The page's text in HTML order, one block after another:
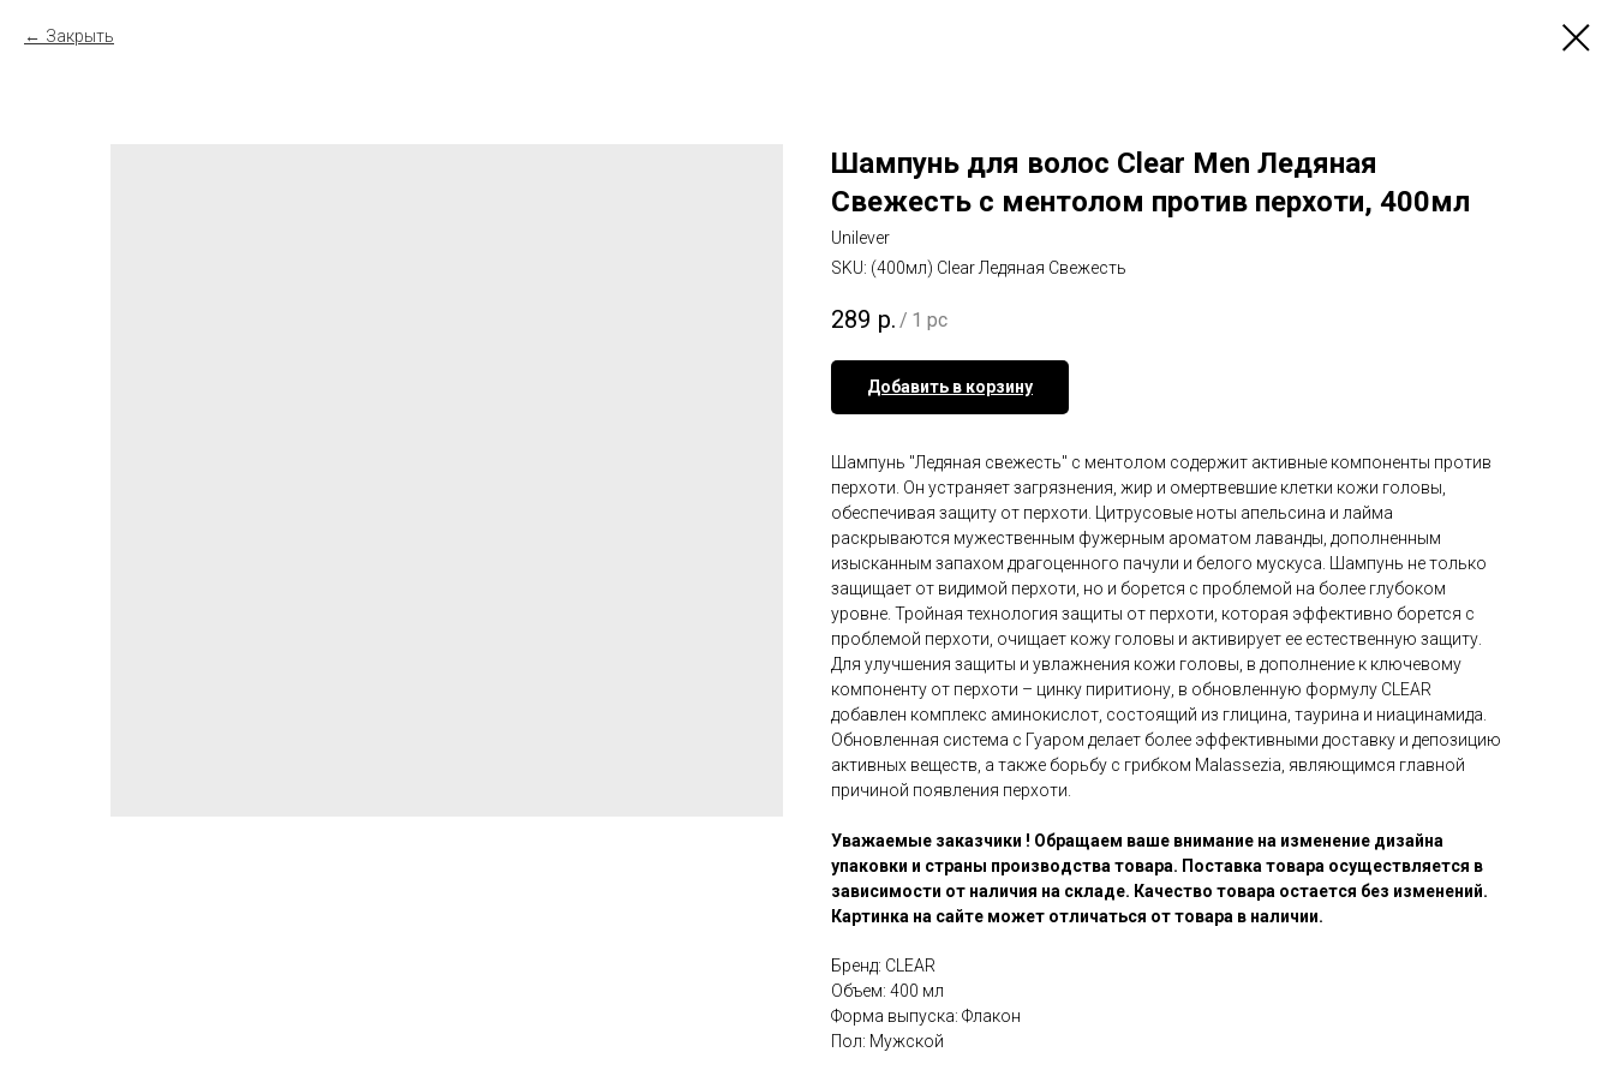
Закрыть
Шампунь для волос Clear Men Ледяная
Свежесть с ментолом против перхоти, 400мл
Unilever
SKU: (400мл) Clear Ледяная Свежесть
289 р. / 1 pc
Добавить в корзину
Шампунь "Ледяная свежесть" с ментолом содержит активные компоненты против
перхоти. Он устраняет загрязнения, жир и омертвевшие клетки кожи головы,
обеспечивая защиту от перхоти. Цитрусовые ноты апельсина и лайма
раскрываются мужественным фужерным ароматом лаванды, дополненным
изысканным запахом драгоценного пачули и белого мускуса. Шампунь не только
защищает от видимой перхоти, но и борется с проблемой на более глубоком
уровне. Тройная технология защиты от перхоти, которая эффективно борется с
проблемой перхоти, очищает кожу головы и активирует ее естественную защиту.
Для улучшения защиты и увлажнения кожи головы, в дополнение к ключевому
компоненту от перхоти – цинку пиритиону, в обновленную формулу CLEAR
добавлен комплекс аминокислот, состоящий из глицина, таурина и ниацинамида.
Обновленная система с Гуаром делает более эффективными доставку и депозицию
активных веществ, а также борьбу с грибком Malassezia, являющимся главной
причиной появления перхоти.
Уважаемые заказчики ! Обращаем ваше внимание на изменение дизайна
упаковки и страны производства товара. Поставка товара осуществляется в
зависимости от наличия на складе. Качество товара остается без изменений.
Картинка на сайте может отличаться от товара в наличии.
Бренд: CLEAR
Объем: 400 мл
Форма выпуска: Флакон
Пол: Мужской